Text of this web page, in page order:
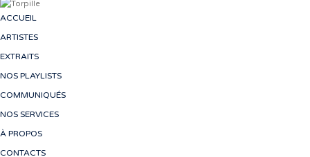
ACCUEIL
ARTISTES
EXTRAITS
NOS PLAYLISTS
COMMUNIQUÉS
NOS SERVICES
À PROPOS
CONTACTS